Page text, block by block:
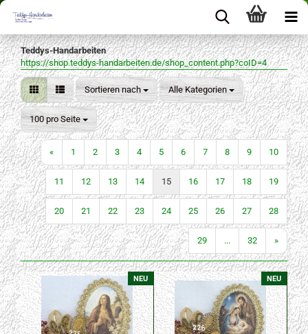
Teddys-Handarbeiten
https://shop.teddys-handarbeiten.de/shop_content.php?coID=4
Sortieren nach
Sortieren nach Alle Kategorien
100 pro Seite
pro Seite
« 1 2 3 4 5 6 7 8 9 10
11 12 13 14 15 16 17 18 19
20 21 22 23 24 25 26 27 28
29 ... 32 »
NEU NEU